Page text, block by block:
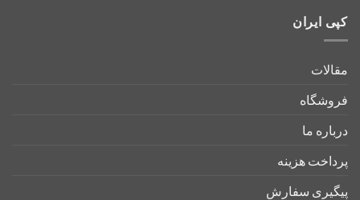
کپی ایران
مقالات
فروشگاه
درباره ما
پرداخت هزینه
پیگیری سفارش